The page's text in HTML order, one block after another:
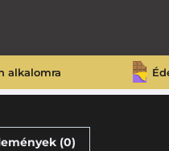
alkalomra
(0)